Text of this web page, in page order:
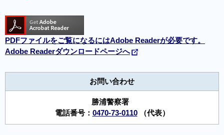
PDFファイルをご覧になるにはAdobe Readerが必要です。
Adobe Readerダウンロードページへ
お問い合わせ
勝浦警察署
電話番号： 0470-73-0110（代表）